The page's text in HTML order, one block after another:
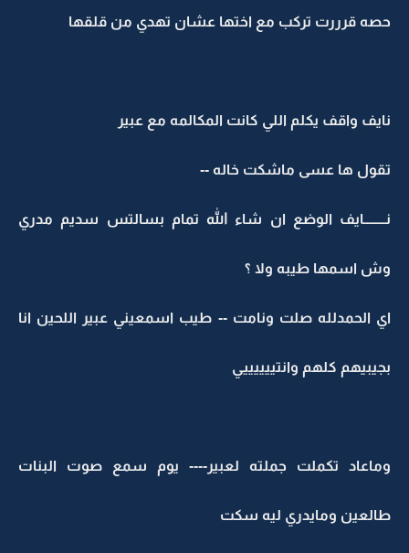
حصه قرررت تركب مع اختها عشان تهدي من قلقها
نايف واقف يكلم اللي كانت المكالمه مع عبير
تقول ها عسى ماشكت خاله --
نــــــــايف الوضع ان شاء الله تمام بسالتس سديم مدري
وش اسمها طيبه ولا ؟
اي الحمدلله صلت ونامت -- طيب اسمعيني عبير اللحين انا
بجيبيهم كلهم وانتييييييي
وماعاد تكملت جملته لعبير---- يوم سمع صوت البنات
طالعين ومايدري ليه سكت